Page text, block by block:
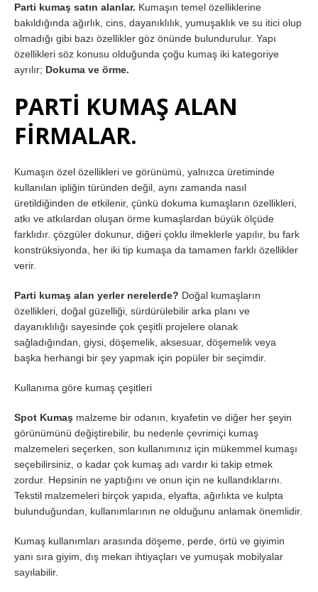
Parti kumaş satın alanlar. Kumaşın temel özelliklerine
bakıldığında ağırlık, cins, dayanıklılık, yumuşaklık ve su itici olup
olmadığı gibi bazı özellikler göz önünde bulundurulur. Yapı
özellikleri söz konusu olduğunda çoğu kumaş iki kategoriye
ayrılır; Dokuma ve örme.
PARTİ KUMAŞ ALAN
FİRMALAR.
Kumaşın özel özellikleri ve görünümü, yalnızca üretiminde
kullanılan ipliğin türünden değil, aynı zamanda nasıl
üretildiğinden de etkilenir, çünkü dokuma kumaşların özellikleri,
atkı ve atkılardan oluşan örme kumaşlardan büyük ölçüde
farklıdır. çözgüler dokunur, diğeri çoklu ilmeklerle yapılır, bu fark
konstrüksiyonda, her iki tip kumaşa da tamamen farklı özellikler
verir.
Parti kumaş alan yerler nerelerde? Doğal kumaşların
özellikleri, doğal güzelliği, sürdürülebilir arka planı ve
dayanıklılığı sayesinde çok çeşitli projelere olanak
sağladığından, giysi, döşemelik, aksesuar, döşemelik veya
başka herhangi bir şey yapmak için popüler bir seçimdir.
Kullanıma göre kumaş çeşitleri
Spot Kumaş malzeme bir odanın, kıyafetin ve diğer her şeyin
görünümünü değiştirebilir, bu nedenle çevrimiçi kumaş
malzemeleri seçerken, son kullanımınız için mükemmel kumaşı
seçebilirsiniz, o kadar çok kumaş adı vardır ki takip etmek
zordur. Hepsinin ne yaptığını ve onun için ne kullandıklarını.
Tekstil malzemeleri birçok yapıda, elyafta, ağırlıkta ve kulpta
bulunduğundan, kullanımlarının ne olduğunu anlamak önemlidir.
Kumaş kullanımları arasında döşeme, perde, örtü ve giyimin
yanı sıra giyim, dış mekan ihtiyaçları ve yumuşak mobilyalar
sayılabilir.